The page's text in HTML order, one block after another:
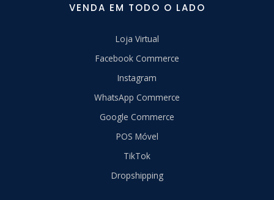
VENDA EM TODO O LADO
Loja Virtual
Facebook Commerce
Instagram
WhatsApp Commerce
Google Commerce
POS Móvel
TikTok
Dropshipping